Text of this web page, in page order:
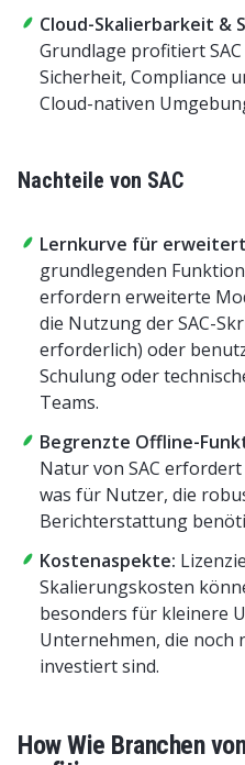
Cloud-Skalierbarkeit &
Grundlage profitiert
Sicherheit, Compliance
Cloud-nativen
Nachteile von SAC
Lernkurve für
grundlegenden
erfordern erweiterte
die Nutzung der SAC-
erforderlich) oder
Schulung oder
Teams.
Begrenzte Offline-
Natur von SAC
was für Nutzer, die
Berichterstattung
Kostenaspekte:
Skalierungskosten
besonders für kleinere
Unternehmen, die noch
investiert sind.
How Wie Branchen